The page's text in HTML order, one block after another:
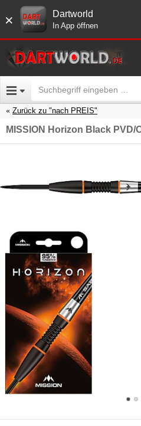
× Dartworld
In App öffnen
Zurück zu "nach PREIS"
MISSION Horizon Black PVD/